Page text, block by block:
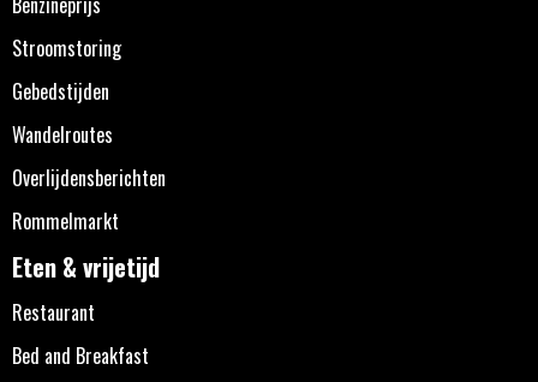
Stroomstoring
Gebedstijden
Wandelroutes
Overlijdensberichten
Rommelmarkt
Eten & vrijetijd
Restaurant
Bed and Breakfast